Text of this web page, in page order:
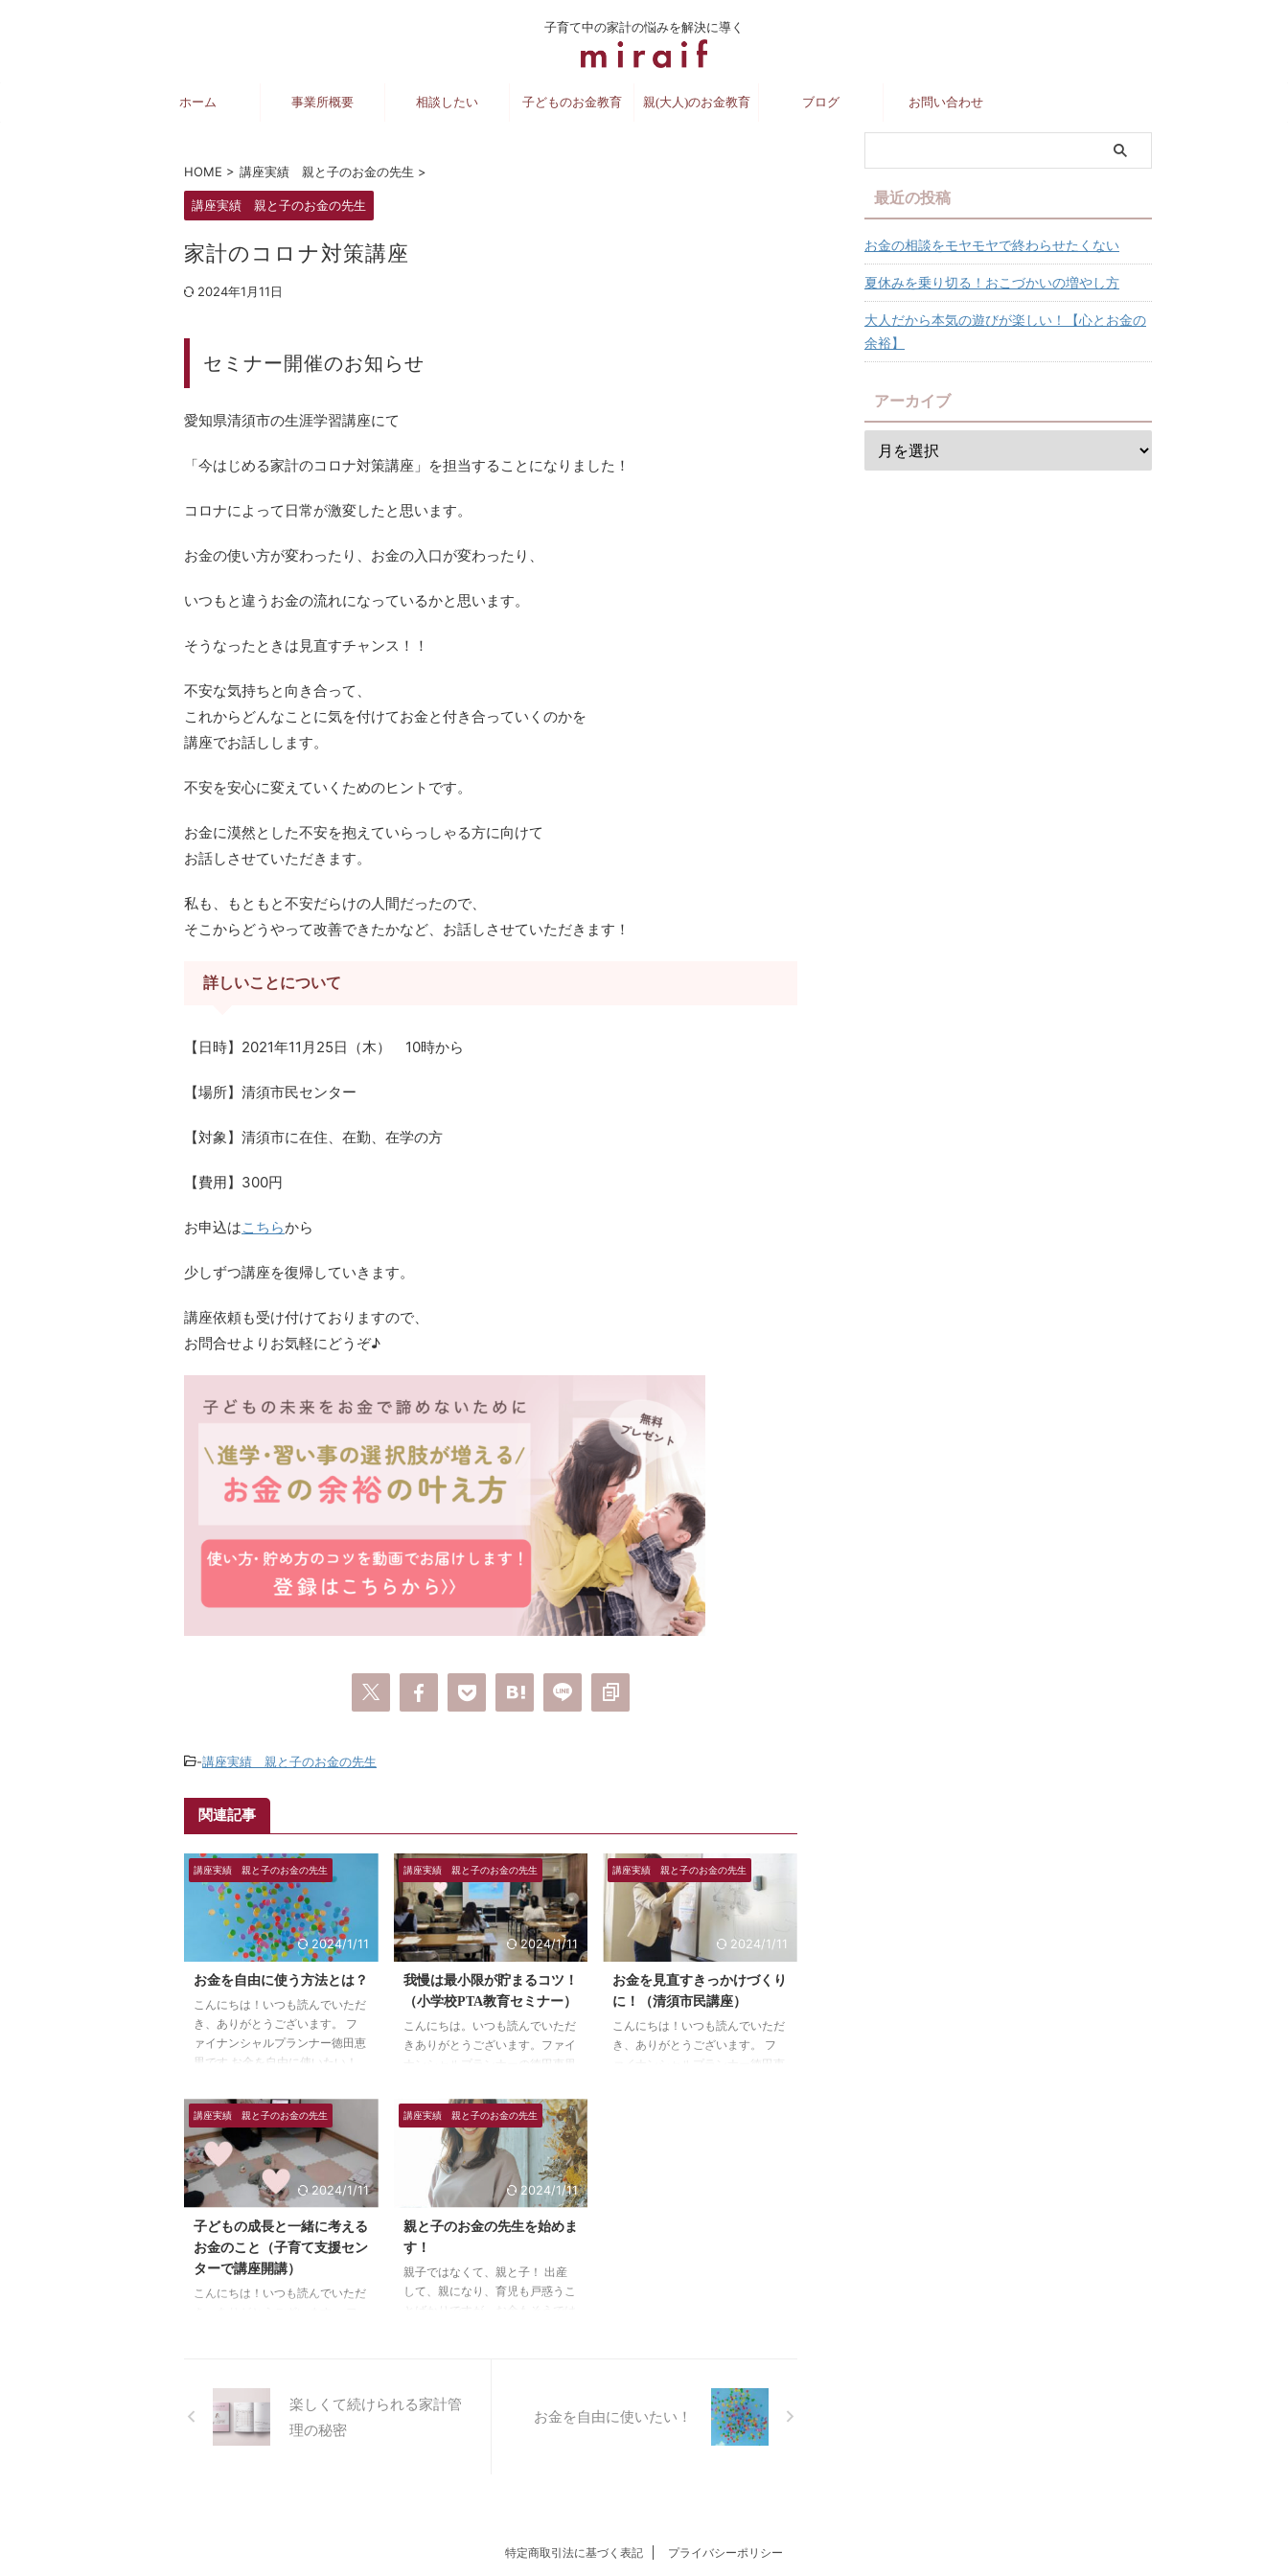
子育て中の家計の悩みを解決に導く
ホーム 事業所概要 相談したい 子どものお金教育 親(大人)のお金教育 ブログ お問い合わせ
HOME > 講座実績 親と子のお金の先生 >
講座実績 親と子のお金の先生
家計のコロナ対策講座
2024年1月11日
セミナー開催のお知らせ
愛知県清須市の生涯学習講座にて
「今はじめる家計のコロナ対策講座」を担当することになりました！
コロナによって日常が激変したと思います。
お金の使い方が変わったり、お金の入口が変わったり、
いつもと違うお金の流れになっているかと思います。
そうなったときは見直すチャンス！！
不安な気持ちと向き合って、
これからどんなことに気を付けてお金と付き合っていくのかを
講座でお話しします。
不安を安心に変えていくためのヒントです。
お金に漠然とした不安を抱えていらっしゃる方に向けて
お話しさせていただきます。
私も、もともと不安だらけの人間だったので、
そこからどうやって改善できたかなど、お話しさせていただきます！
詳しいことについて
【日時】2021年11月25日（木） 10時から
【場所】清須市民センター
【対象】清須市に在住、在勤、在学の方
【費用】300円
お申込はこちらから
少しずつ講座を復帰していきます。
講座依頼も受け付けておりますので、
お問合せよりお気軽にどうぞ♪
-講座実績 親と子のお金の先生
関連記事
講座実績 親と子のお金の先生
2024/1/11
お金を自由に使う方法とは？
こんにちは！いつも読んでいただ
き、ありがとうございます。 フ
ァイナンシャルプランナー徳田恵
里です お金を自由に使いたい！
いいわけではない。 どうお金を
使えたら自由なのか？ 何が買え
たら自由なのか？ それをとこと
ん考えてみる。 どんな人もお金
は有限。 お金の量の違いはある
けれど、無制限ということはない
です。 今あるお金の中で自由を
作ることを考える必要があります
ね。 そして自分の中での自由を
考えてみる必要もあります。 自
分の価値を決める お金の使い方
講座実績 親と子のお金の先生
2024/1/11
我慢は最小限が貯まるコツ！
（小学校PTA教育セミナー）
こんにちは。いつも読んでいただ
きありがとうございます。ファイ
ナンシャルプランナーの徳田恵里
目からうろこでした。 先日、名
古屋市内の小学校で、PTA主催の
教育セミナーに登壇してきまし
た。 テーマは「子どもの夢を応
援するお金の貯め方・伝え方」で
す。真剣に聞いてくださり、内容
も好評いただき、たくさん質問も
いただきました。（昨年からPTA
のご依頼を受け付け、今年も2件
受けております。今後も受付可能
です） その感想の中で、「我慢
講座実績 親と子のお金の先生
2024/1/11
お金を見直すきっかけづくり
に！（清須市民講座）
こんにちは！いつも読んでいただ
き、ありがとうございます。 フ
ァイナンシャルプランナー徳田恵
講座実績 親と子のお金の先生
2024/1/11
子どもの成長と一緒に考える
お金のこと（子育て支援セン
ターで講座開講）
こんにちは！いつも読んでいただ
年前、息子とお世話になっていま
した。 上の子の時も通っていま
した。 子育て支援センター 今回
はママバラさんにお声がけいただ
講座実績 親と子のお金の先生
2024/1/11
親と子のお金の先生を始めま
す！
親子ではなくて、親と子！ 出産
して、親になり、育児も戸惑うこ
とばかりですが、お金もそうでは
むしろ上手くいかなくて凹むこと
だらけ… 自分がダメ人間に思えて
うになるためにサポートしたり、
楽しくて続けられる家計管
理の秘密
お金を自由に使いたい！
最近の投稿
お金の相談をモヤモヤで終わらせたくない
夏休みを乗り切る！おこづかいの増やし方
大人だから本気の遊びが楽しい！【心とお金の
余裕】
アーカイブ
特定商取引法に基づく表記 プライバシーポリシー